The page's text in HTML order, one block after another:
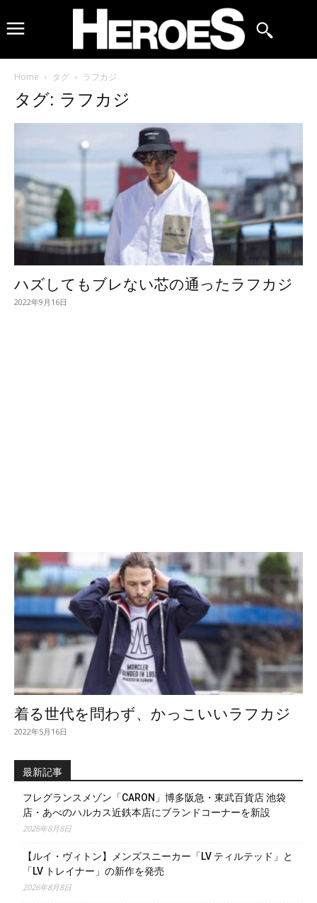
Home タグ ラフカジ
タグ: ラフカジ
ハズしてもブレない芯の通ったラフカジ
2022年9月16日
着る世代を問わず、かっこいいラフカジ
2022年5月16日
最新記事
フレグランスメゾン「CARON」博多阪急・東武百貨店 池袋
店・あべのハルカス近鉄本店にブランドコーナーを新設
2026年8月8日
【ルイ・ヴィトン】メンズスニーカー「LV ティルテッド」と
「LV トレイナー」の新作を発売
2026年8月8日